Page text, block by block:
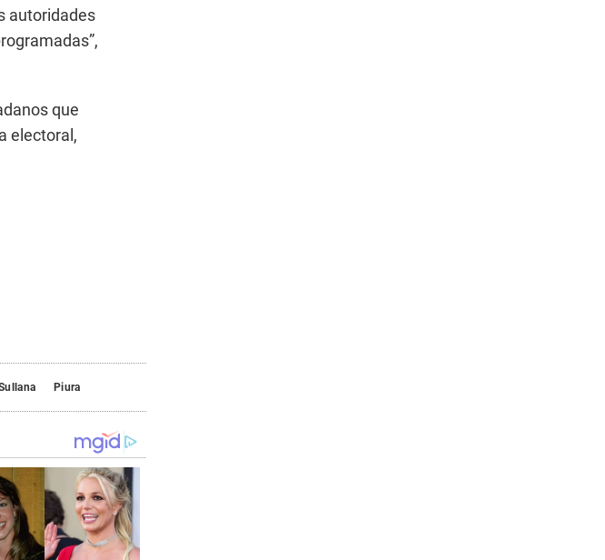
autoridades
que
electoral,
Piura